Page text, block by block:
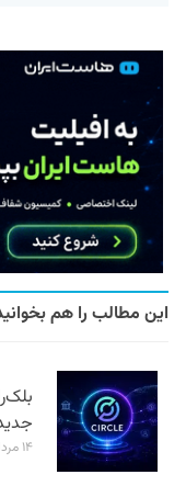
این مطالب را هم
۱۴ مرداد ۱۴۰۵